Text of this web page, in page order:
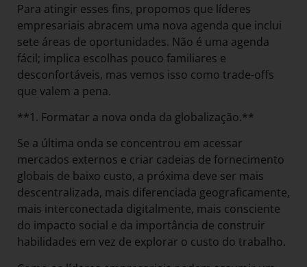
Para atingir esses fins, propomos que líderes
empresariais abracem uma nova agenda que inclui
sete áreas de oportunidades. Não é uma agenda
fácil; implica escolhas pouco familiares e
desconfortáveis, mas vemos isso como trade-offs
que valem a pena.
**1. Formatar a nova onda da globalização.**
Se a última onda se concentrou em acessar
mercados externos e criar cadeias de fornecimento
globais de baixo custo, a próxima deve ser mais
descentralizada, mais diferenciada geograficamente,
mais interconectada digitalmente, mais consciente
do impacto social e da importância de construir
habilidades em vez de explorar o custo do trabalho.